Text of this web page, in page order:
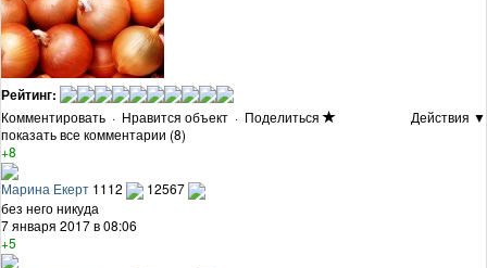
Рейтинг:
Комментировать · Нравится объект · Поделиться
Действия ▼
показать все комментарии (8)
+8
Марина Екерт 1112
12567
без него никуда
7 января 2017 в 08:06
+5